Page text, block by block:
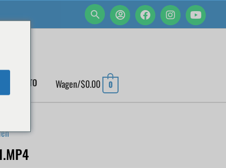
KONTO Wagen/$0.00 0